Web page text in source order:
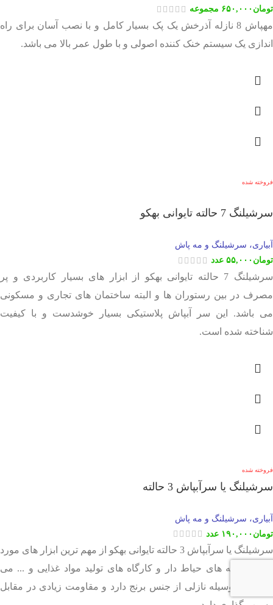
تومان ۶۵۰,۰۰۰ مجموعه
مهپاش 8 نازله آذرخش یک پک بسیار کامل و با نصب آسان برای راه
اندازی یک سیستم خنک کننده اصولی و با طول عمر بالا می باشد.
فروخته شده
سرشیلنگ 7 حالته تایوانی بهکو
آبیاری، سرشیلنگ و مه پاش
تومان ۵۵,۰۰۰ عدد
سرشیلنگ 7 حالته تایوانی بهکو از ابزار های بسیار کاربردی و پر
مصرف در بین رستوران ها و البته ساختمان های تجاری و مسکونی
می باشد. این سر آبپاش پلاستیکی بسیار خوشدست و با کیفیت
شناخته شده است.
فروخته شده
سرشیلنگ یا سرآبپاش 3 حالته
آبیاری، سرشیلنگ و مه پاش
تومان ۱۹۰,۰۰۰ عدد
سرشیلنگ یا سرآبپاش 3 حالته تایوانی بهکو از مهم ترین ابزار های مورد
نیاز در خانه های حیاط دار و کارگاه های تولید مواد غذایی و ... می
باشد. این وسیله نازلی از جنس برنج دارد و مقاومت زیادی در مقابل